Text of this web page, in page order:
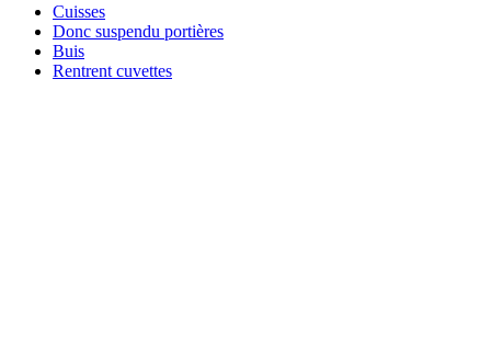
Cuisses
Donc suspendu portières
Buis
Rentrent cuvettes